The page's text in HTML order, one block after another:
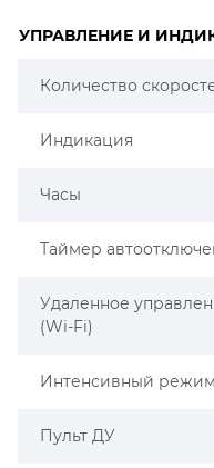
УПРАВЛЕНИЕ И
Количество
Индикация
Часы
Таймер
Удаленное
(Wi-Fi)
Интенсивный режим
Пульт ДУ